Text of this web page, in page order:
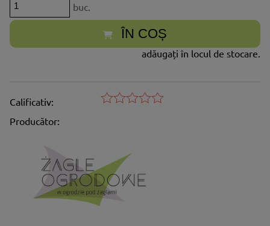
buc.
ÎN COȘ
adăugați în locul de stocare.
Calificativ:
Producător: